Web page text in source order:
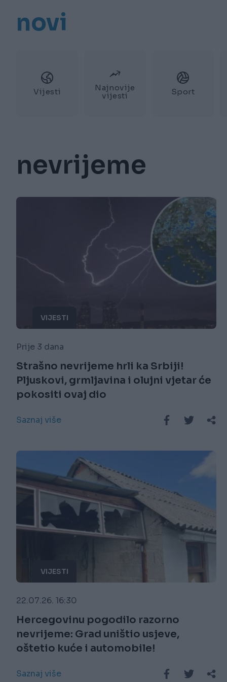
novi
Vijesti
Najnovije
vijesti
Sport
nevrijeme
VIJESTI
Prije 3 dana
Strašno nevrijeme hrli ka Srbiji!
Pljuskovi, grmljavina i olujni vjetar će
pokositi ovaj dio
Saznaj više
VIJESTI
22.07.26. 16:30
Hercegovinu pogodilo razorno
nevrijeme: Grad uništio usjeve,
oštetio kuće i automobile!
Saznaj više